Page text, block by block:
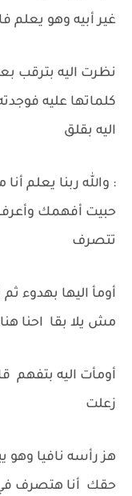
غير أبيه وهو يعلم
نظرت اليه بترقب
كلماتها عليه
اليه بقلق
: والله ربنا يعلم
حبيت أفهمك
تتصرف
أومأ اليها بهدوء
مش يلا بقا احنا هنا
أومأت اليه بتفهم
زعلت
هز رأسه نافيا وهو
حقك أنا هتصرف